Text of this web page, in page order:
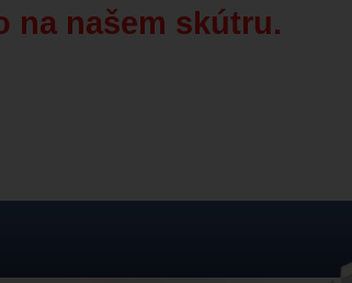
na našem skútru.